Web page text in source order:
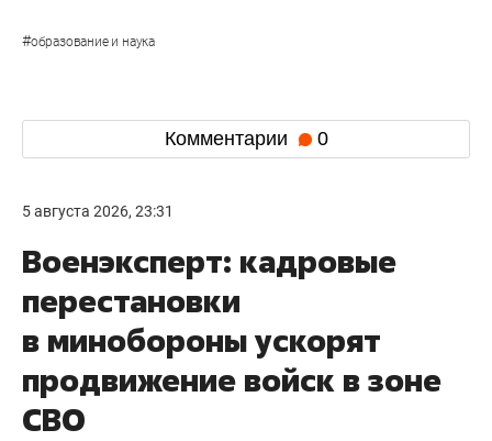
#образование и наука
Комментарии 0
5 августа 2026, 23:31
Военэксперт: кадровые
перестановки
в минобороны ускорят
продвижение войск в зоне
СВО